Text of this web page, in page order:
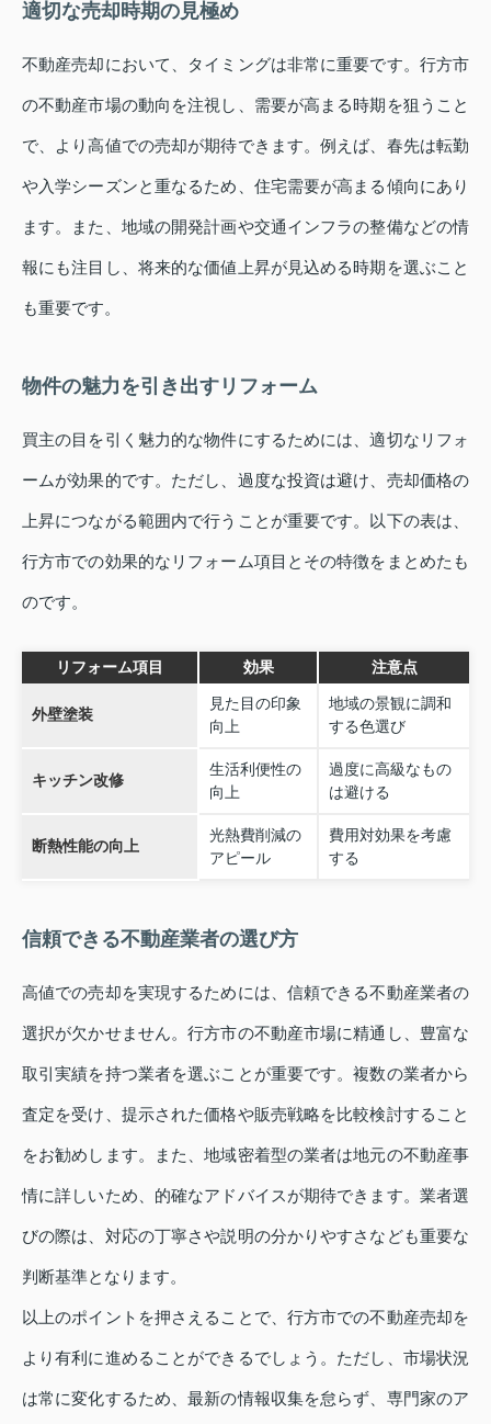
適切な売却時期の見極め
不動産売却において、タイミングは非常に重要です。行方市
の不動産市場の動向を注視し、需要が高まる時期を狙うこと
で、より高値での売却が期待できます。例えば、春先は転勤
や入学シーズンと重なるため、住宅需要が高まる傾向にあり
ます。また、地域の開発計画や交通インフラの整備などの情
報にも注目し、将来的な価値上昇が見込める時期を選ぶこと
も重要です。
物件の魅力を引き出すリフォーム
買主の目を引く魅力的な物件にするためには、適切なリフォ
ームが効果的です。ただし、過度な投資は避け、売却価格の
上昇につながる範囲内で行うことが重要です。以下の表は、
行方市での効果的なリフォーム項目とその特徴をまとめたも
のです。
リフォーム項目 効果 注意点
外壁塗装
見た目の印象
向上
地域の景観に調和
する色選び
キッチン改修
生活利便性の
向上
過度に高級なもの
は避ける
断熱性能の向上
光熱費削減の
アピール
費用対効果を考慮
する
信頼できる不動産業者の選び方
高値での売却を実現するためには、信頼できる不動産業者の
選択が欠かせません。行方市の不動産市場に精通し、豊富な
取引実績を持つ業者を選ぶことが重要です。複数の業者から
査定を受け、提示された価格や販売戦略を比較検討すること
をお勧めします。また、地域密着型の業者は地元の不動産事
情に詳しいため、的確なアドバイスが期待できます。業者選
びの際は、対応の丁寧さや説明の分かりやすさなども重要な
判断基準となります。
以上のポイントを押さえることで、行方市での不動産売却を
より有利に進めることができるでしょう。ただし、市場状況
は常に変化するため、最新の情報収集を怠らず、専門家のア